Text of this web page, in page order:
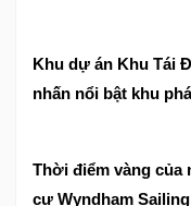
Khu dự án Khu Tái Định Cư Lộc An Long Thành điểm
nhấn nổi bật khu
Thời điểm vàng của